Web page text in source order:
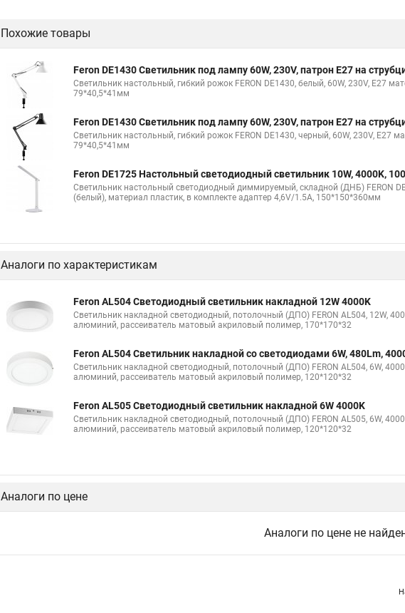
Похожие товары
Feron DE1430 Светильник под лампу 60W, 230V, патрон E27 на
Светильник настольный, гибкий рожок FERON DE1430, белый, 60W, 230V, E27
79*40,5*41мм
Feron DE1430 Светильник под лампу 60W, 230V, патрон E27 на
Светильник настольный, гибкий рожок FERON DE1430, черный, 60W, 230V, E27
79*40,5*41мм
Feron DE1725 Настольный светодиодный светильник 10W, 4000K,
Светильник настольный светодиодный диммируемый, складной (ДНБ) FERON
(белый), материал пластик, в комплекте адаптер 4,6V/1.5A, 150*150*360мм
Аналоги по характеристикам
Feron AL504 Светодиодный светильник накладной 12W 4000K
Светильник накладной светодиодный, потолочный (ДПО) FERON AL504, 12W,
алюминий, рассеиватель матовый акриловый полимер, 170*170*32
Feron AL504 Светильник накладной со светодиодами 6W, 480Lm,
Светильник накладной светодиодный, потолочный (ДПО) FERON AL504, 6W,
алюминий, рассеиватель матовый акриловый полимер, 120*120*32
Feron AL505 Светодиодный светильник накладной 6W 4000K
Светильник накладной светодиодный, потолочный (ДПО) FERON AL505, 6W,
алюминий, рассеиватель матовый акриловый полимер, 120*120*32
Аналоги по цене
Аналоги по цене не